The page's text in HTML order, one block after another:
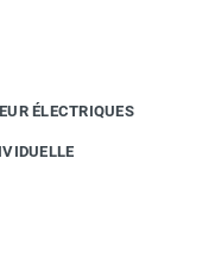
ÉLECTRIQUES